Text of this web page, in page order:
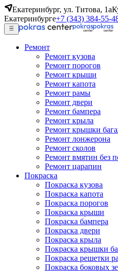
Екатеринбург, ул. Титова, 1а
Екатеринбурге+7 (343) 384-55-
Ремонт
Ремонт кузова
Ремонт порогов
Ремонт крыши
Ремонт капота
Ремонт рамы
Ремонт двери
Ремонт бампера
Ремонт крыла
Ремонт крышки
Ремонт лонжерона
Ремонт сколов
Ремонт вмятин без
Ремонт царапин
Покраска
Покраска кузова
Покраска капота
Покраска порогов
Покраска крыши
Покраска бампера
Покраска двери
Покраска крыла
Покраска крышки
Покраска решетки
Покраска боковых